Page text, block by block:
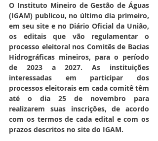
O Instituto Mineiro de Gestão de Águas
(IGAM) publicou, no último dia primeiro,
em seu site e no Diário Oficial da União,
os editais que vão regulamentar o
processo eleitoral nos Comitês de Bacias
Hidrográficas mineiros, para o período
de 2023 a 2027. As instituições
interessadas em participar dos
processos eleitorais em cada comitê têm
até o dia 25 de novembro para
realizarem suas inscrições, de acordo
com os termos de cada edital e com os
prazos descritos no site do IGAM.